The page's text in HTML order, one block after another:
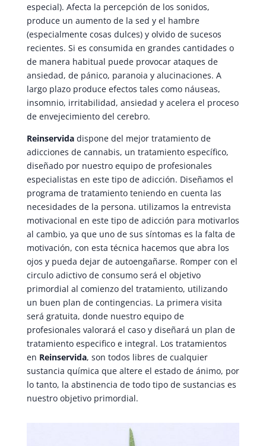
especial). Afecta la percepción de los sonidos,
produce un aumento de la sed y el hambre
(especialmente cosas dulces) y olvido de sucesos
recientes. Si es consumida en grandes cantidades o
de manera habitual puede provocar ataques de
ansiedad, de pánico, paranoia y alucinaciones. A
largo plazo produce efectos tales como náuseas,
insomnio, irritabilidad, ansiedad y acelera el proceso
de envejecimiento del cerebro.
Reinservidadispone del mejor tratamiento de
adicciones de cannabis, un tratamiento específico,
diseñado por nuestro equipo de profesionales
especialistas en este tipo de adicción. Diseñamos el
programa de tratamiento teniendo en cuenta las
necesidades de la persona. utilizamos la entrevista
motivacional en este tipo de adicción para motivarlos
al cambio, ya que uno de sus síntomas es la falta de
motivación, con esta técnica hacemos que abra los
ojos y pueda dejar de autoengañarse. Romper con el
circulo adictivo de consumo será el objetivo
primordial al comienzo del tratamiento, utilizando
un buen plan de contingencias. La primera visita
será gratuita, donde nuestro equipo de
profesionales valorará el caso y diseñará un plan de
tratamiento especifico e integral. Los tratamientos
en Reinservida, son todos libres de cualquier
sustancia química que altere el estado de ánimo, por
lo tanto, la abstinencia de todo tipo de sustancias es
nuestro objetivo primordial.